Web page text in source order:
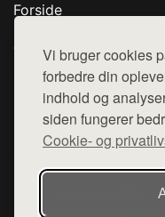
Vi bruger cookies
forbedre din
indhold og
siden fungerer
Cookie- og
Forside
Top Rabatter
Blog
Kontakt
Denne side er en del af
hjemmesider med